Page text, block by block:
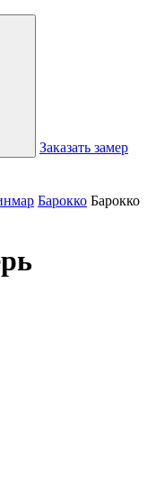
Заказать замер
Барокко Барокко